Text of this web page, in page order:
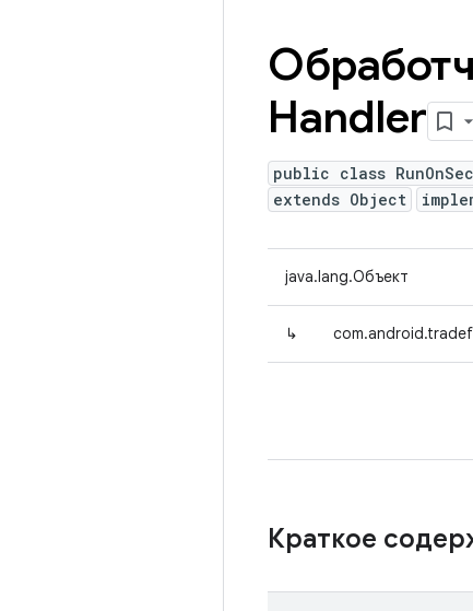
Handler
public class
extends Object
java.lang.Объект
↳
Краткое